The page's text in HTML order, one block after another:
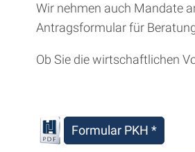
Wir nehmen auch Mandate
Antragsformular für
Ob Sie die wirtschaftlichen
Formular PKH *